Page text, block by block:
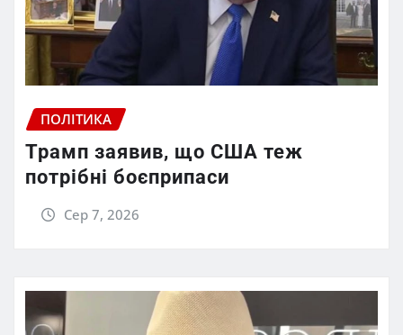
ПОЛІТИКА
Трамп заявив, що США теж
потрібні боєприпаси
Сер 7, 2026